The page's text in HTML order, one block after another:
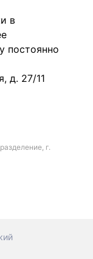
в
постоянно
д. 27/11
г.